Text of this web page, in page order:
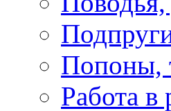
Попоны,
Работа в